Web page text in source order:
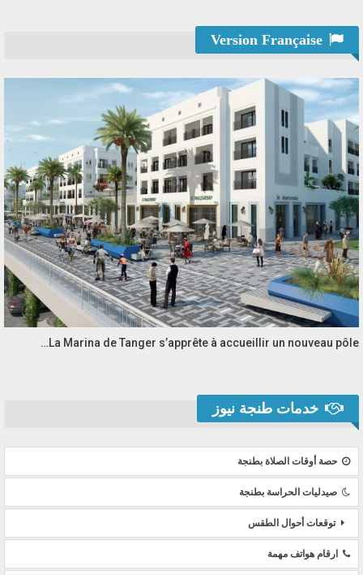
La Marina de Tanger s’apprête à accueillir un nouveau pôle…
خدمات طنجة نيوز
حصة أوقات الصلاة بطنجة
صيدليات الحراسة بطنجة
توقعات أحوال الطقس
ارقام هواتف مهمة